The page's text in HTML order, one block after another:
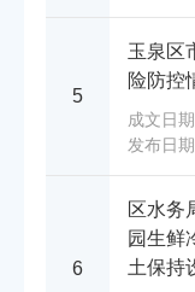
5
玉泉区
险防控
成文日
发布日
6
区水务
园生鲜
土保持